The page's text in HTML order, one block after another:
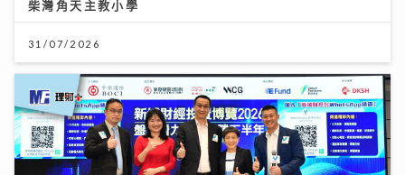
投資博覽壓軸場：AI熱潮降溫 市場風險升溫 輪證定律揭
示散戶警號